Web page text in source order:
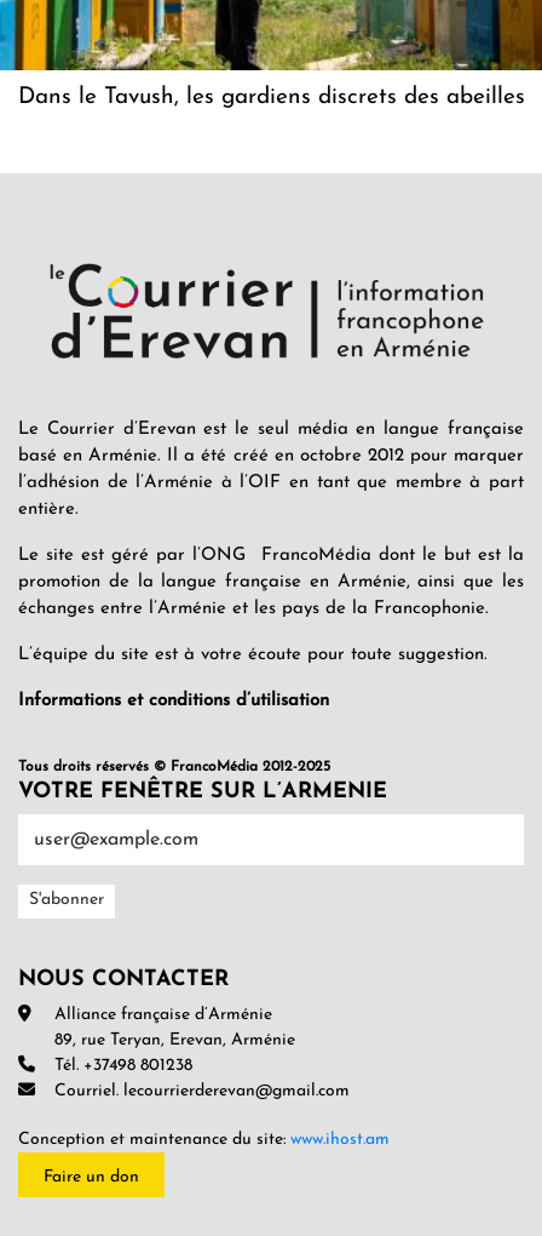
Dans le Tavush, les gardiens discrets des abeilles
Le Courrier d’Erevan est le seul média en langue française
basé en Arménie. Il a été créé en octobre 2012 pour marquer
l’adhésion de l’Arménie à l’OIF en tant que membre à part
entière.
Le site est géré par l’ONG FrancoMédia dont le but est la
promotion de la langue française en Arménie, ainsi que les
échanges entre l’Arménie et les pays de la Francophonie.
L’équipe du site est à votre écoute pour toute suggestion.
Informations et conditions d’utilisation
Tous droits réservés © FrancoMédia 2012-2025
VOTRE FENÊTRE SUR L’ARMENIE
NOUS CONTACTER
Alliance française d’Arménie
89, rue Teryan, Erevan, Arménie
Tél. +37498 801238
Courriel. lecourrierderevan@gmail.com
Conception et maintenance du site: www.ihost.am
Faire un don